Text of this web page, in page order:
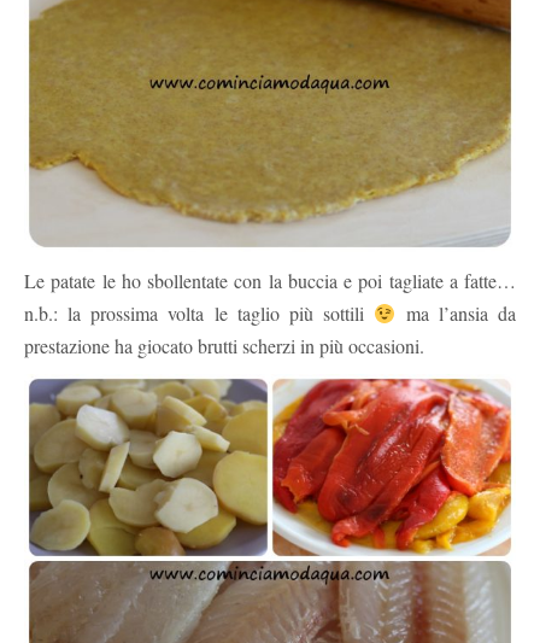
Le patate le ho sbollentate con la buccia e poi tagliate a fatte…
n.b.: la prossima volta le taglio più sottili
ma l’ansia da
prestazione ha giocato brutti scherzi in più occasioni.